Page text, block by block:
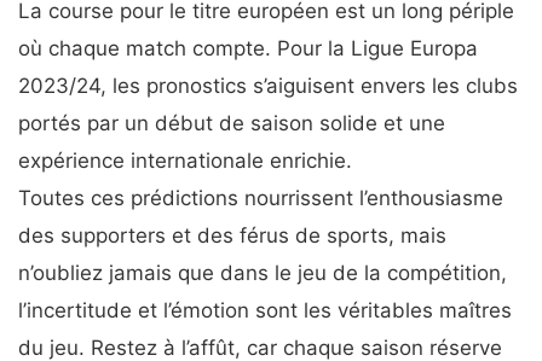
La course pour le titre européen est un long périple
où chaque match compte. Pour la Ligue Europa
2023/24, les pronostics s’aiguisent envers les clubs
portés par un début de saison solide et une
expérience internationale enrichie.
Toutes ces prédictions nourrissent l’enthousiasme
des supporters et des férus de sports, mais
n’oubliez jamais que dans le jeu de la compétition,
l’incertitude et l’émotion sont les véritables maîtres
du jeu. Restez à l’affût, car chaque saison réserve